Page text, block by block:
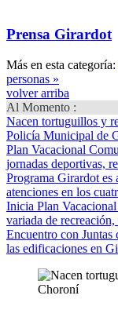
Prensa Girardot
Más en esta categoría:
personas »
volver arriba
Al Momento :
Nacen tortuguillos y
Policía Municipal de
Plan Vacacional
jornadas deportivas,
Programa Girardot es
atenciones en los
Inicia Plan
variada de
Encuentro con Juntas
las edificaciones en